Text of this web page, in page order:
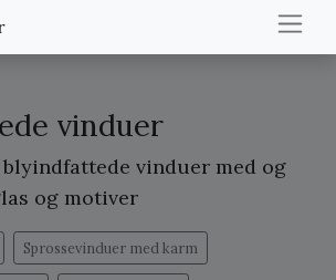
vinduer
blyindfattede vinduer med og
og motiver
Sprossevinduer med karm